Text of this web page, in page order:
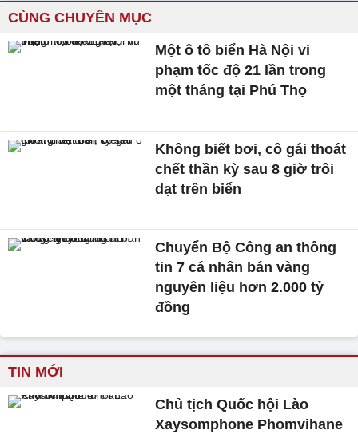
CÙNG CHUYÊN MỤC
Một ô tô biển Hà Nội vi
phạm tốc độ 21 lần trong
một tháng tại Phú Thọ
Không biết bơi, cô gái thoát
chết thần kỳ sau 8 giờ trôi
dạt trên biển
Chuyển Bộ Công an thông
tin 7 cá nhân bán vàng
nguyên liệu hơn 2.000 tỷ
đồng
TIN MỚI
Chủ tịch Quốc hội Lào
Xaysomphone Phomvihane